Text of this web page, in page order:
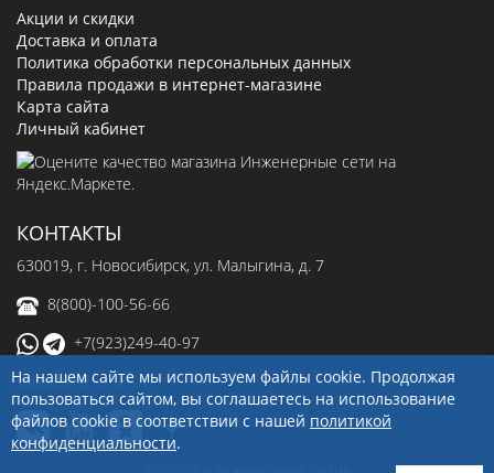
Акции и скидки
Доставка и оплата
Политика обработки персональных данных
Правила продажи в интернет-магазине
Карта сайта
Личный кабинет
КОНТАКТЫ
630019, г. Новосибирск, ул. Малыгина, д. 7
8(800)-100-56-66
+7(923)249-40-97
sale@ingenerseti.ru
На нашем сайте мы используем файлы cookie. Продолжая
пользоваться сайтом, вы соглашаетесь на использование
файлов cookie в соответствии с нашей политикой
конфиденциальности.